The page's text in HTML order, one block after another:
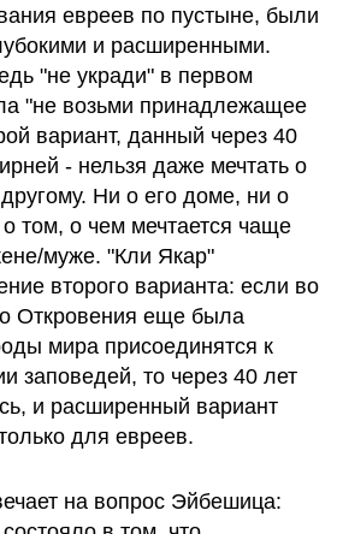
евреев по пустыне, были
и расширенными.
"не укради" в первом
"не возьми принадлежащее
вариант, данный через 40
- нельзя даже мечтать о
Ни о его доме, ни о
том, о чем мечтается чаще
муже. "Кли Якар"
второго варианта: если во
Откровения еще была
мира присоединятся к
заповедей, то через 40 лет
и расширенный вариант
для евреев.
на вопрос Эйбешица: